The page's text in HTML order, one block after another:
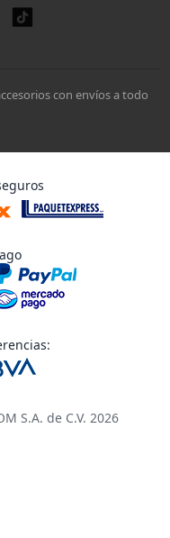
con envíos a todo
S.A. de C.V. 2026